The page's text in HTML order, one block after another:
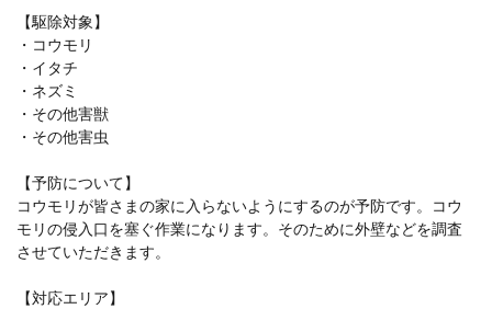
【駆除対象】
・コウモリ
・イタチ
・ネズミ
・その他害獣
・その他害虫
【予防について】
コウモリが皆さまの家に入らないようにするのが予防です。コウ
モリの侵入口を塞ぐ作業になります。そのために外壁などを調査
させていただきます。
【対応エリア】